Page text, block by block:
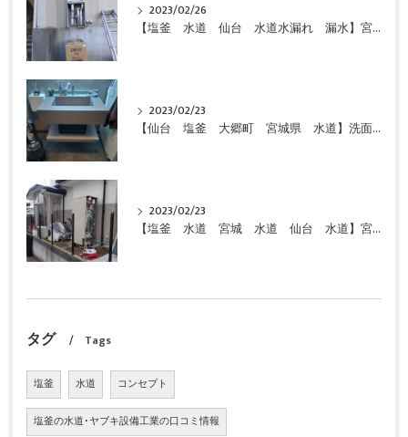
2023/02/26
【塩釜 水道 仙台 水道水漏れ 漏水】宮城県 仙台市 給湯器 エコキュート 故障 修理 お湯が出ない 即日対応 緊急対応 激安 特価 格安にて交換しました！
2023/02/23
【仙台 塩釜 大郷町 宮城県 水道】洗面化粧台 特価 激安 価格で交換致しました
2023/02/23
【塩釜 水道 宮城 水道 仙台 水道】宮城県 富谷市 給湯器 エコキュート 故障 お湯が出ない 即日対応 緊急対応 激安 特価 格安にて交換しました！
タグ Tags
塩釜 水道 コンセプト
塩釜の水道･ヤブキ設備工業の口コミ情報